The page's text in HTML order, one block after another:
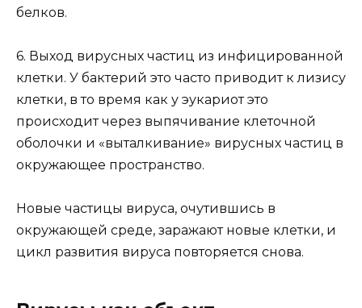
белков.
6. Выход вирусных частиц из инфицированной
клетки. У бактерий это часто приводит к лизису
клетки, в то время как у эукариот это
происходит через выпячивание клеточной
оболочки и «выталкивание» вирусных частиц в
окружающее пространство.
Новые частицы вируса, очутившись в
окружающей среде, заражают новые клетки, и
цикл развития вируса повторяется снова.